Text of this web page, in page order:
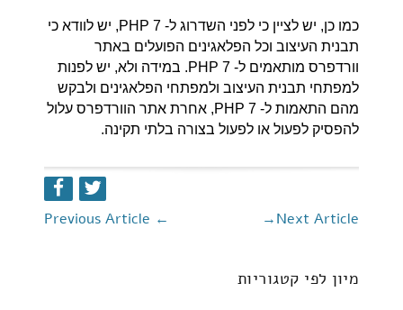
כמו כן, יש לציין כי לפני השדרוג ל- PHP 7, יש לוודא כי
תבנית העיצוב וכל הפלאגינים הפועלים באתר
וורדפרס מותאמים ל- PHP 7. במידה ולא, יש לפנות
למפתחי תבנית העיצוב ולמפתחי הפלאגינים ולבקש
מהם התאמות ל- PHP 7, אחרת אתר הוורדפרס עלול
להפסיק לפעול או לפעול בצורה בלתי תקינה.
← Next Article
→
מיון לפי קטגוריות